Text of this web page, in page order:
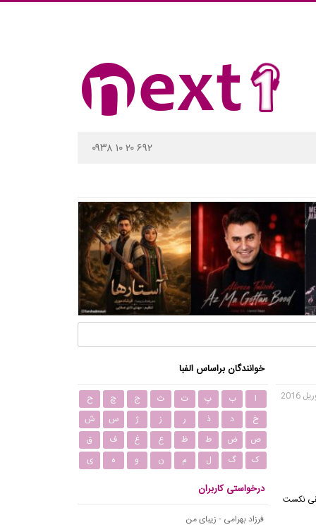
۰۹۳۸ ۱۰ ۲۰ ۶۹۲
نکست
خوانندگان براساس الفبا
ا ب پ ت ث ج چ
ح
خ
د ذ ر ز ژ س
ش
ص
ض ط ظ ع غ ف
ق
ک
گ ل م ن و ه ی
درخواستی کاربران
فرزاد بهرامی - زیبای من